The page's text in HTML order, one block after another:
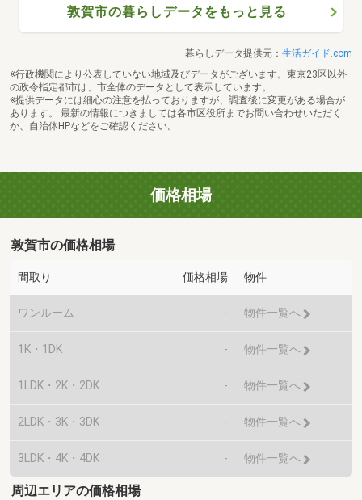
敦賀市の暮らしデータをもっと見る
暮らしデータ提供元： 生活ガイド.com
※行政機関により公表していない地域及びデータがございます。東京23区以外
の政令指定都市は、市全体のデータとして表示しています。
※提供データには細心の注意を払っておりますが、調査後に変更がある場合が
あります。 最新の情報につきましては各市区役所までお問い合わせいただく
か、自治体HPなどをご確認ください。
価格相場
敦賀市の価格相場
間取り 価格相場 物件
ワンルーム - 物件一覧へ
1K・1DK - 物件一覧へ
1LDK・2K・2DK - 物件一覧へ
2LDK・3K・3DK - 物件一覧へ
3LDK・4K・4DK - 物件一覧へ
周辺エリアの価格相場